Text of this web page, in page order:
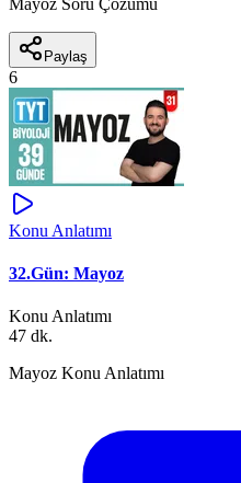
Paylaş
6
Konu Anlatımı
32.Gün: Mayoz
Konu Anlatımı
47 dk.
Mayoz Konu Anlatımı